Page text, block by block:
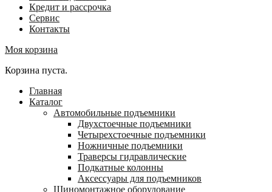
Кредит и рассрочка
Сервис
Контакты
Моя корзина
Корзина пуста.
Главная
Каталог
Автомобильные подъемники
Двухстоечные подъемники
Четырехстоечные подъемники
Ножничные подъемники
Траверсы гидравлические
Подкатные колонны
Аксессуары для подъемников
Шиномонтажное оборудование